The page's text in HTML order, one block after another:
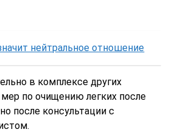
нейтральное отношение
в комплексе других
по очищению легких после
после консультации с